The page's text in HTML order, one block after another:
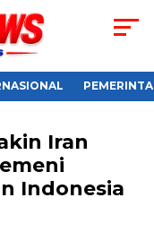
Iran
Indonesia